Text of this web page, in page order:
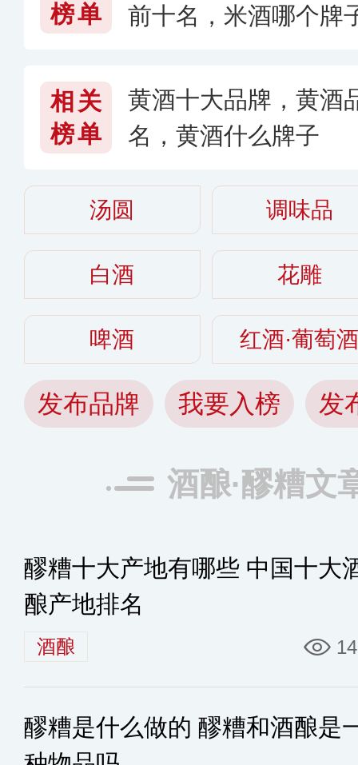
榜单
前十名，米酒哪个牌
相关
榜单
黄酒十大品牌，黄酒
名，黄酒什么牌子
汤圆 调味品
白酒 花雕
啤酒 红酒·葡萄
发布品牌 我要入榜 发
酒酿·醪糟文
醪糟十大产地有哪些 中国十大
酿产地排名
酒酿
醪糟是什么做的 醪糟和酒酿是